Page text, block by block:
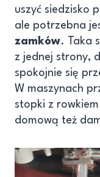
uszyć siedzisko
ale potrzebna
zamków. Taka
z jednej strony,
spokojnie się
W maszynach
stopki z
domową też